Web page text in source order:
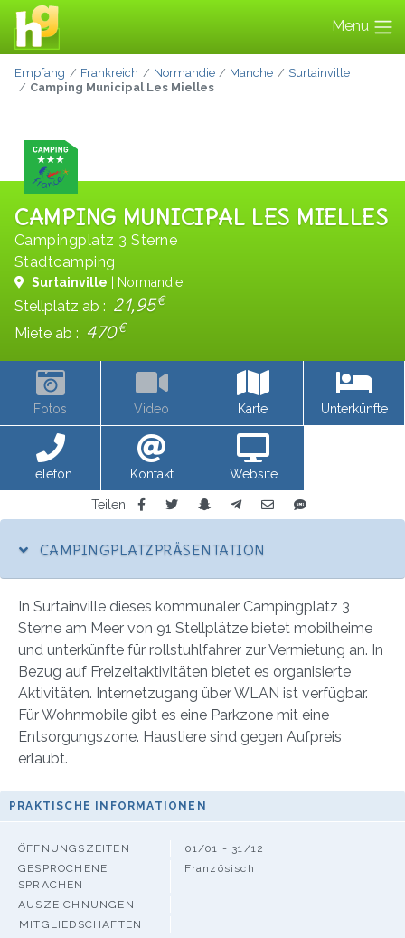
Menu
Empfang Frankreich Normandie Manche
Surtainville
Camping Municipal Les Mielles
CAMPING MUNICIPAL LES MIELLES
Campingplatz 3 Sterne
Stadtcamping
Surtainville | Normandie
Stellplatz ab : 21,95€
Miete ab : 470€
Fotos Video Karte Unterkünfte
Telefon Kontakt
Website
anzeigen
Teilen
CAMPINGPLATZPRÄSENTATION
In Surtainville dieses kommunaler Campingplatz 3
Sterne am Meer von 91 Stellplätze bietet mobilheime
und unterkünfte für rollstuhlfahrer zur Vermietung an. In
Bezug auf Freizeitaktivitäten bietet es organisierte
Aktivitäten. Internetzugang über WLAN ist verfügbar.
Für Wohnmobile gibt es eine Parkzone mit eine
Entsorgungszone. Haustiere sind gegen Aufpreis
erlaubt.
PRAKTISCHE INFORMATIONEN
ÖFFNUNGSZEITEN
01/01 - 31/12
GESPROCHENE
SPRACHEN
Französisch
AUSZEICHNUNGEN
MITGLIEDSCHAFTEN